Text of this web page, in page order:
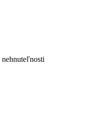
nehnuteľnosti